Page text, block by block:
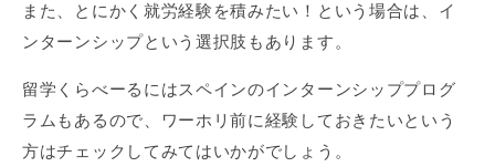
また、とにかく就労経験を積みたい！という場合は、イ
ンターンシップという選択肢もあります。
留学くらべーるにはスペインのインターンシッププログ
ラムもあるので、ワーホリ前に経験しておきたいという
方はチェックしてみてはいかがでしょう。